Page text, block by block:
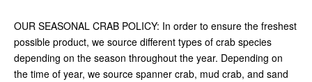
OUR SEASONAL CRAB POLICY: In order to ensure the freshest
possible product, we source different types of crab species
depending on the season throughout the year. Depending on
the time of year, we source spanner crab, mud crab, and sand